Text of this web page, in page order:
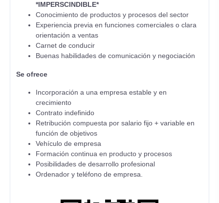
*IMPERSCINDIBLE*
Conocimiento de productos y procesos del sector
Experiencia previa en funciones comerciales o clara
orientación a ventas
Carnet de conducir
Buenas habilidades de comunicación y negociación
Se ofrece
Incorporación a una empresa estable y en
crecimiento
Contrato indefinido
Retribución compuesta por salario fijo + variable en
función de objetivos
Vehículo de empresa
Formación continua en producto y procesos
Posibilidades de desarrollo profesional
Ordenador y teléfono de empresa.